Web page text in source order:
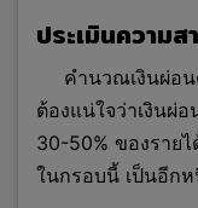
ประเมินความส
คำนวณเงินผ่อ
ต้องแน่ใจว่าเงินผ่
30-50% ของราย
ในกรอบนี้ เป็นอีก